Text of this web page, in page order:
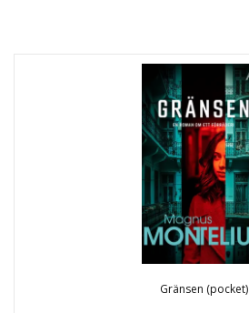
Gränsen (pocket)